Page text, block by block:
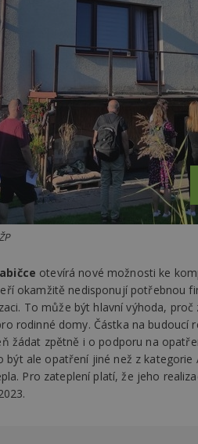
otevírá nové možnosti ke
okamžitě nedisponují potřebnou
To může být hlavní výhoda,
rodinné domy. Částka na budoucí
žádat zpětně i o podporu na
ale opatření jiné než z kategorie
Pro zateplení platí, že jeho